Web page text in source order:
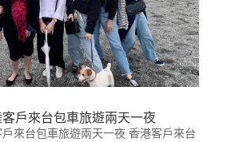
戶來台包車旅遊兩天一夜
來台包車旅遊兩天一夜 香港客戶來台